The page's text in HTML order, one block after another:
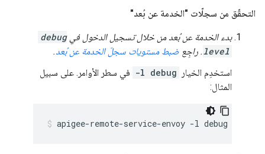
التحقّق من سجلّات "الخدمة عن بُعد"
بدء الخدمة عن بُعد من خلال تسجيل الدخول فيdebug
level. راجِع ضبط مستويات سجلّ الخدمة عن بُعد.
استخدِم الخيار
-l debug في سطر الأوامر. على سبيل
المثال:
apigee-remote-service-envoy -l debug